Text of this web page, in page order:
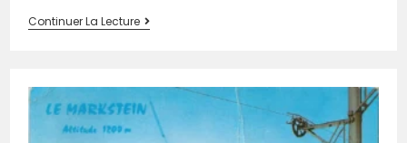
Continuer La Lecture